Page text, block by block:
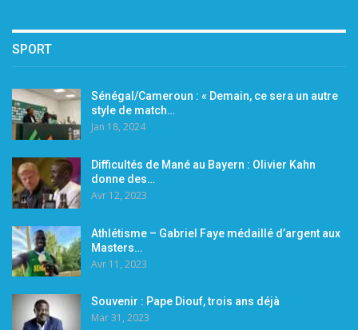
SPORT
Sénégal/Cameroun : « Demain, ce sera un autre
style de match…
Jan 18, 2024
Difficultés de Mané au Bayern : Olivier Kahn
donne des…
Avr 12, 2023
Athlétisme – Gabriel Faye médaillé d’argent aux
Masters…
Avr 11, 2023
Souvenir : Pape Diouf, trois ans déjà
Mar 31, 2023